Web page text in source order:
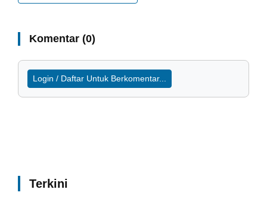
Komentar (0)
Login / Daftar Untuk Berkomentar...
Terkini